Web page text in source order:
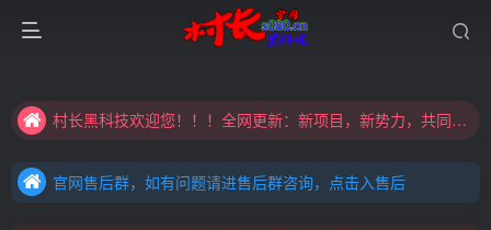
村长黑科技欢迎您！！！全网更新：新项目，新势力，共同发展
村长黑科技欢迎您！！！全网更新：新项目，新势力，共同发展
官网售后群，如有问题请进售后群咨询，点击入售后